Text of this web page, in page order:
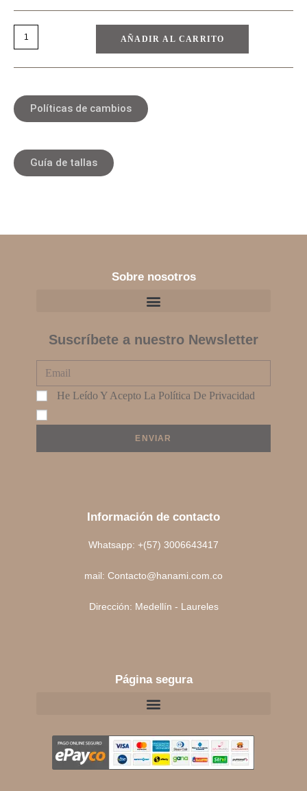
AÑADIR AL CARRITO
Guía de tallas
Políticas de cambios
Sobre nosotros
Suscríbete a nuestro Newsletter
He Leído Y Acepto La Política De Privacidad
ENVIAR
Información de contacto
Whatsapp: +(57) 3006643417
mail: Contacto@hanami.com.co
Dirección: Medellín - Laureles
Página segura